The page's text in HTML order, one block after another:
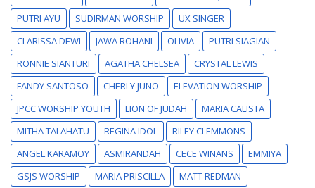
PUTRI AYU
SUDIRMAN WORSHIP
UX SINGER
CLARISSA DEWI
JAWA ROHANI OLIVIA
PUTRI SIAGIAN
RONNIE SIANTURI
AGATHA CHELSEA
CRYSTAL LEWIS
FANDY SANTOSO
CHERLY JUNO
ELEVATION WORSHIP
JPCC WORSHIP YOUTH
LION OF JUDAH
MARIA CALISTA
MITHA TALAHATU
REGINA IDOL
RILEY CLEMMONS
ANGEL KARAMOY
ASMIRANDAH CECE WINANS
EMMIYA
GSJS WORSHIP
MARIA PRISCILLA
MATT REDMAN